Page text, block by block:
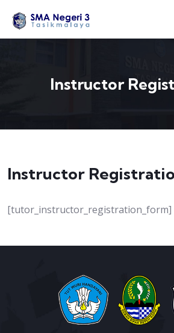
Instructor
Instructor
[tutor_instructor_registration_form]